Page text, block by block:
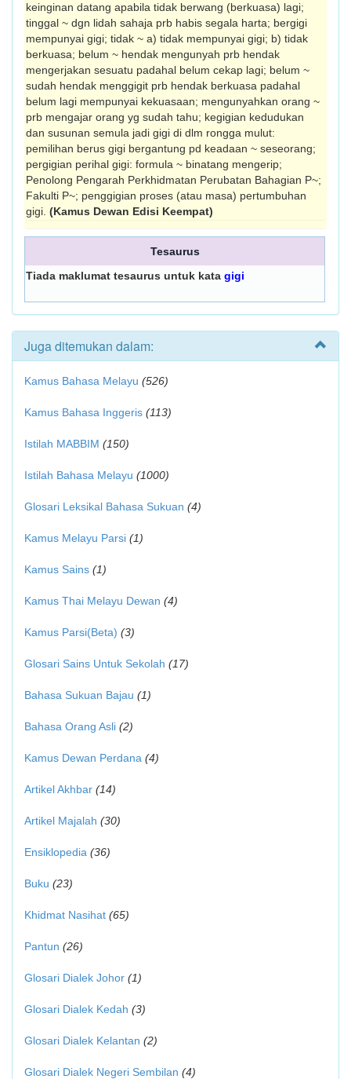
keinginan datang apabila tidak berwang (berkuasa) lagi;
tinggal ~ dgn lidah sahaja prb habis segala harta; bergigi
mempunyai gigi; tidak ~ a) tidak mempunyai gigi; b) tidak
berkuasa; belum ~ hendak mengunyah prb hendak
mengerjakan sesuatu padahal belum cekap lagi; belum ~
sudah hendak menggigit prb hendak berkuasa padahal
belum lagi mempunyai kekuasaan; mengunyahkan orang ~
prb mengajar orang yg sudah tahu; kegigian kedudukan
dan susunan semula jadi gigi di dlm rongga mulut:
pemilihan berus gigi bergantung pd keadaan ~ seseorang;
pergigian perihal gigi: formula ~ binatang mengerip;
Penolong Pengarah Perkhidmatan Perubatan Bahagian P~;
Fakulti P~; penggigian proses (atau masa) pertumbuhan
gigi. (Kamus Dewan Edisi Keempat)
Tesaurus
Tiada maklumat tesaurus untuk kata gigi
Juga ditemukan dalam:
Kamus Bahasa Melayu (526)
Kamus Bahasa Inggeris (113)
Istilah MABBIM (150)
Istilah Bahasa Melayu (1000)
Glosari Leksikal Bahasa Sukuan (4)
Kamus Melayu Parsi (1)
Kamus Sains (1)
Kamus Thai Melayu Dewan (4)
Kamus Parsi(Beta) (3)
Glosari Sains Untuk Sekolah (17)
Bahasa Sukuan Bajau (1)
Bahasa Orang Asli (2)
Kamus Dewan Perdana (4)
Artikel Akhbar (14)
Artikel Majalah (30)
Ensiklopedia (36)
Buku (23)
Khidmat Nasihat (65)
Pantun (26)
Glosari Dialek Johor (1)
Glosari Dialek Kedah (3)
Glosari Dialek Kelantan (2)
Glosari Dialek Negeri Sembilan (4)